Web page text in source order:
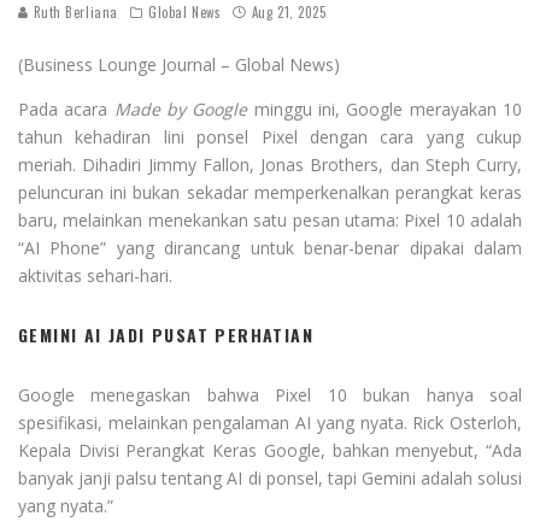
Ruth Berliana Global News Aug 21, 2025
(Business Lounge Journal – Global News)
Pada acara Made by Googleminggu ini, Google merayakan 10
tahun kehadiran lini ponsel Pixel dengan cara yang cukup
meriah. Dihadiri Jimmy Fallon, Jonas Brothers, dan Steph Curry,
peluncuran ini bukan sekadar memperkenalkan perangkat keras
baru, melainkan menekankan satu pesan utama: Pixel 10 adalah
“AI Phone” yang dirancang untuk benar-benar dipakai dalam
aktivitas sehari-hari.
GEMINI AI JADI PUSAT PERHATIAN
Google menegaskan bahwa Pixel 10 bukan hanya soal
spesifikasi, melainkan pengalaman AI yang nyata. Rick Osterloh,
Kepala Divisi Perangkat Keras Google, bahkan menyebut, “Ada
banyak janji palsu tentang AI di ponsel, tapi Gemini adalah solusi
yang nyata.”